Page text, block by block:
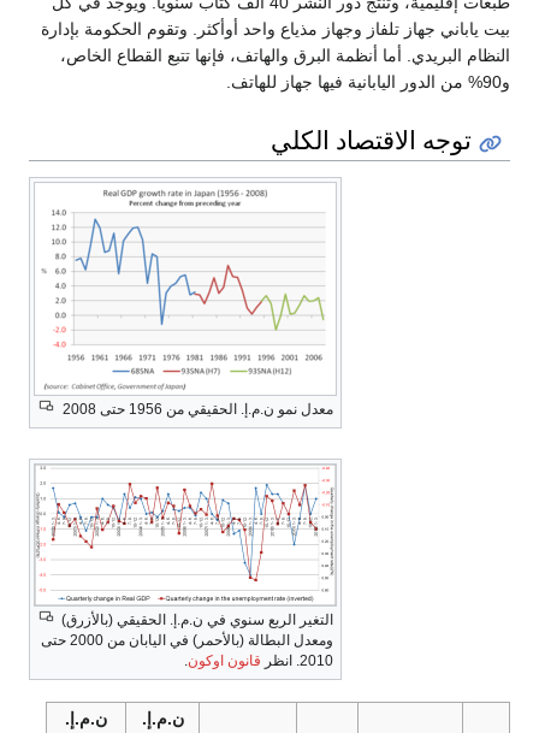
بيت ياباني جهاز تلفاز وجهاز مذياع واحد أوأكثر. وتقوم الحكومة بإدارة
النظام البريدي. أما أنظمة البرق والهاتف، فإنها تتبع القطاع الخاص،
و90% من الدور اليابانية فيها جهاز للهاتف.
توجه الاقتصاد الكلي
معدل نمو ن.م.إ. الحقيقي من 1956 حتى 2008
التغير الربع سنوي في ن.م.إ. الحقيقي (بالأزرق)
ومعدل البطالة (بالأحمر) في اليابان من 2000 حتى
2010. انظر
قانون اوكون
ن.م.إ.
ن.م.إ.